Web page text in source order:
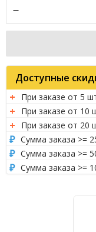
Доступные
При заказе от 5
При заказе от 10
При заказе от 20
Сумма заказа >=
Сумма заказа >=
Сумма заказа >=